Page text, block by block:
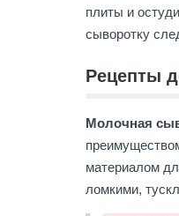
плиты и
сыворотку
Рецепты
Молочная
материалом
ломкими,